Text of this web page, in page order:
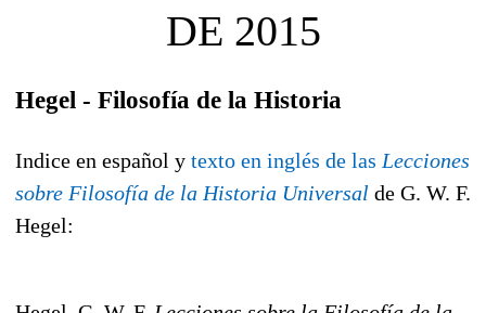
DE 2015
Hegel - Filosofía de la Historia
Indice en español y texto en inglés de las Lecciones
sobre Filosofía de la Historia Universal de G. W. F.
Hegel: